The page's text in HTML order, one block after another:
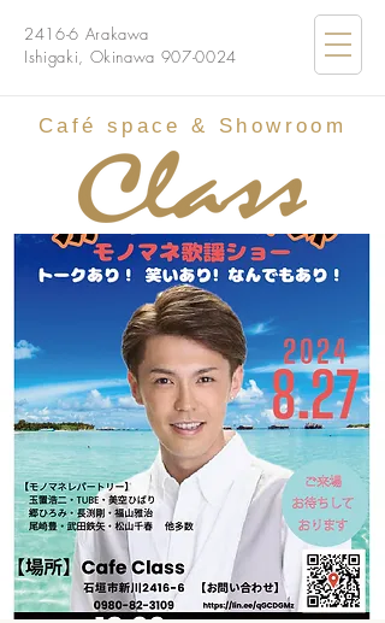
2416-6 Arakawa
Ishigaki, Okinawa 907-0024
Café space & Showroom